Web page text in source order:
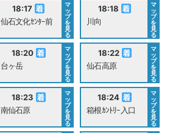
18:17
仙石文化ｾﾝﾀｰ前
マ
ッ
プ
を
見
る
18:18
川向
マ
ッ
プ
を
見
る
18:20
台ヶ岳
マ
ッ
プ
を
見
る
18:22
仙石高原
マ
ッ
プ
を
見
る
18:23
南仙石原
マ
ッ
プ
を
見
る
18:24
箱根ｶﾝﾄﾘｰ入口
マ
ッ
プ
を
見
る